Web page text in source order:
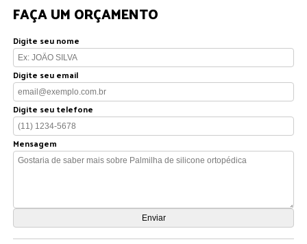
FAÇA UM ORÇAMENTO
Digite seu nome
Digite seu email
Digite seu telefone
Mensagem